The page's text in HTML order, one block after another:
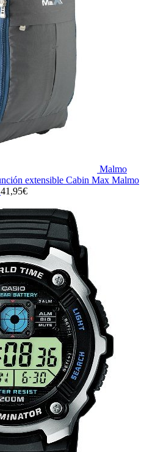
Malmo
extensible Cabin Max Malmo
41,95€